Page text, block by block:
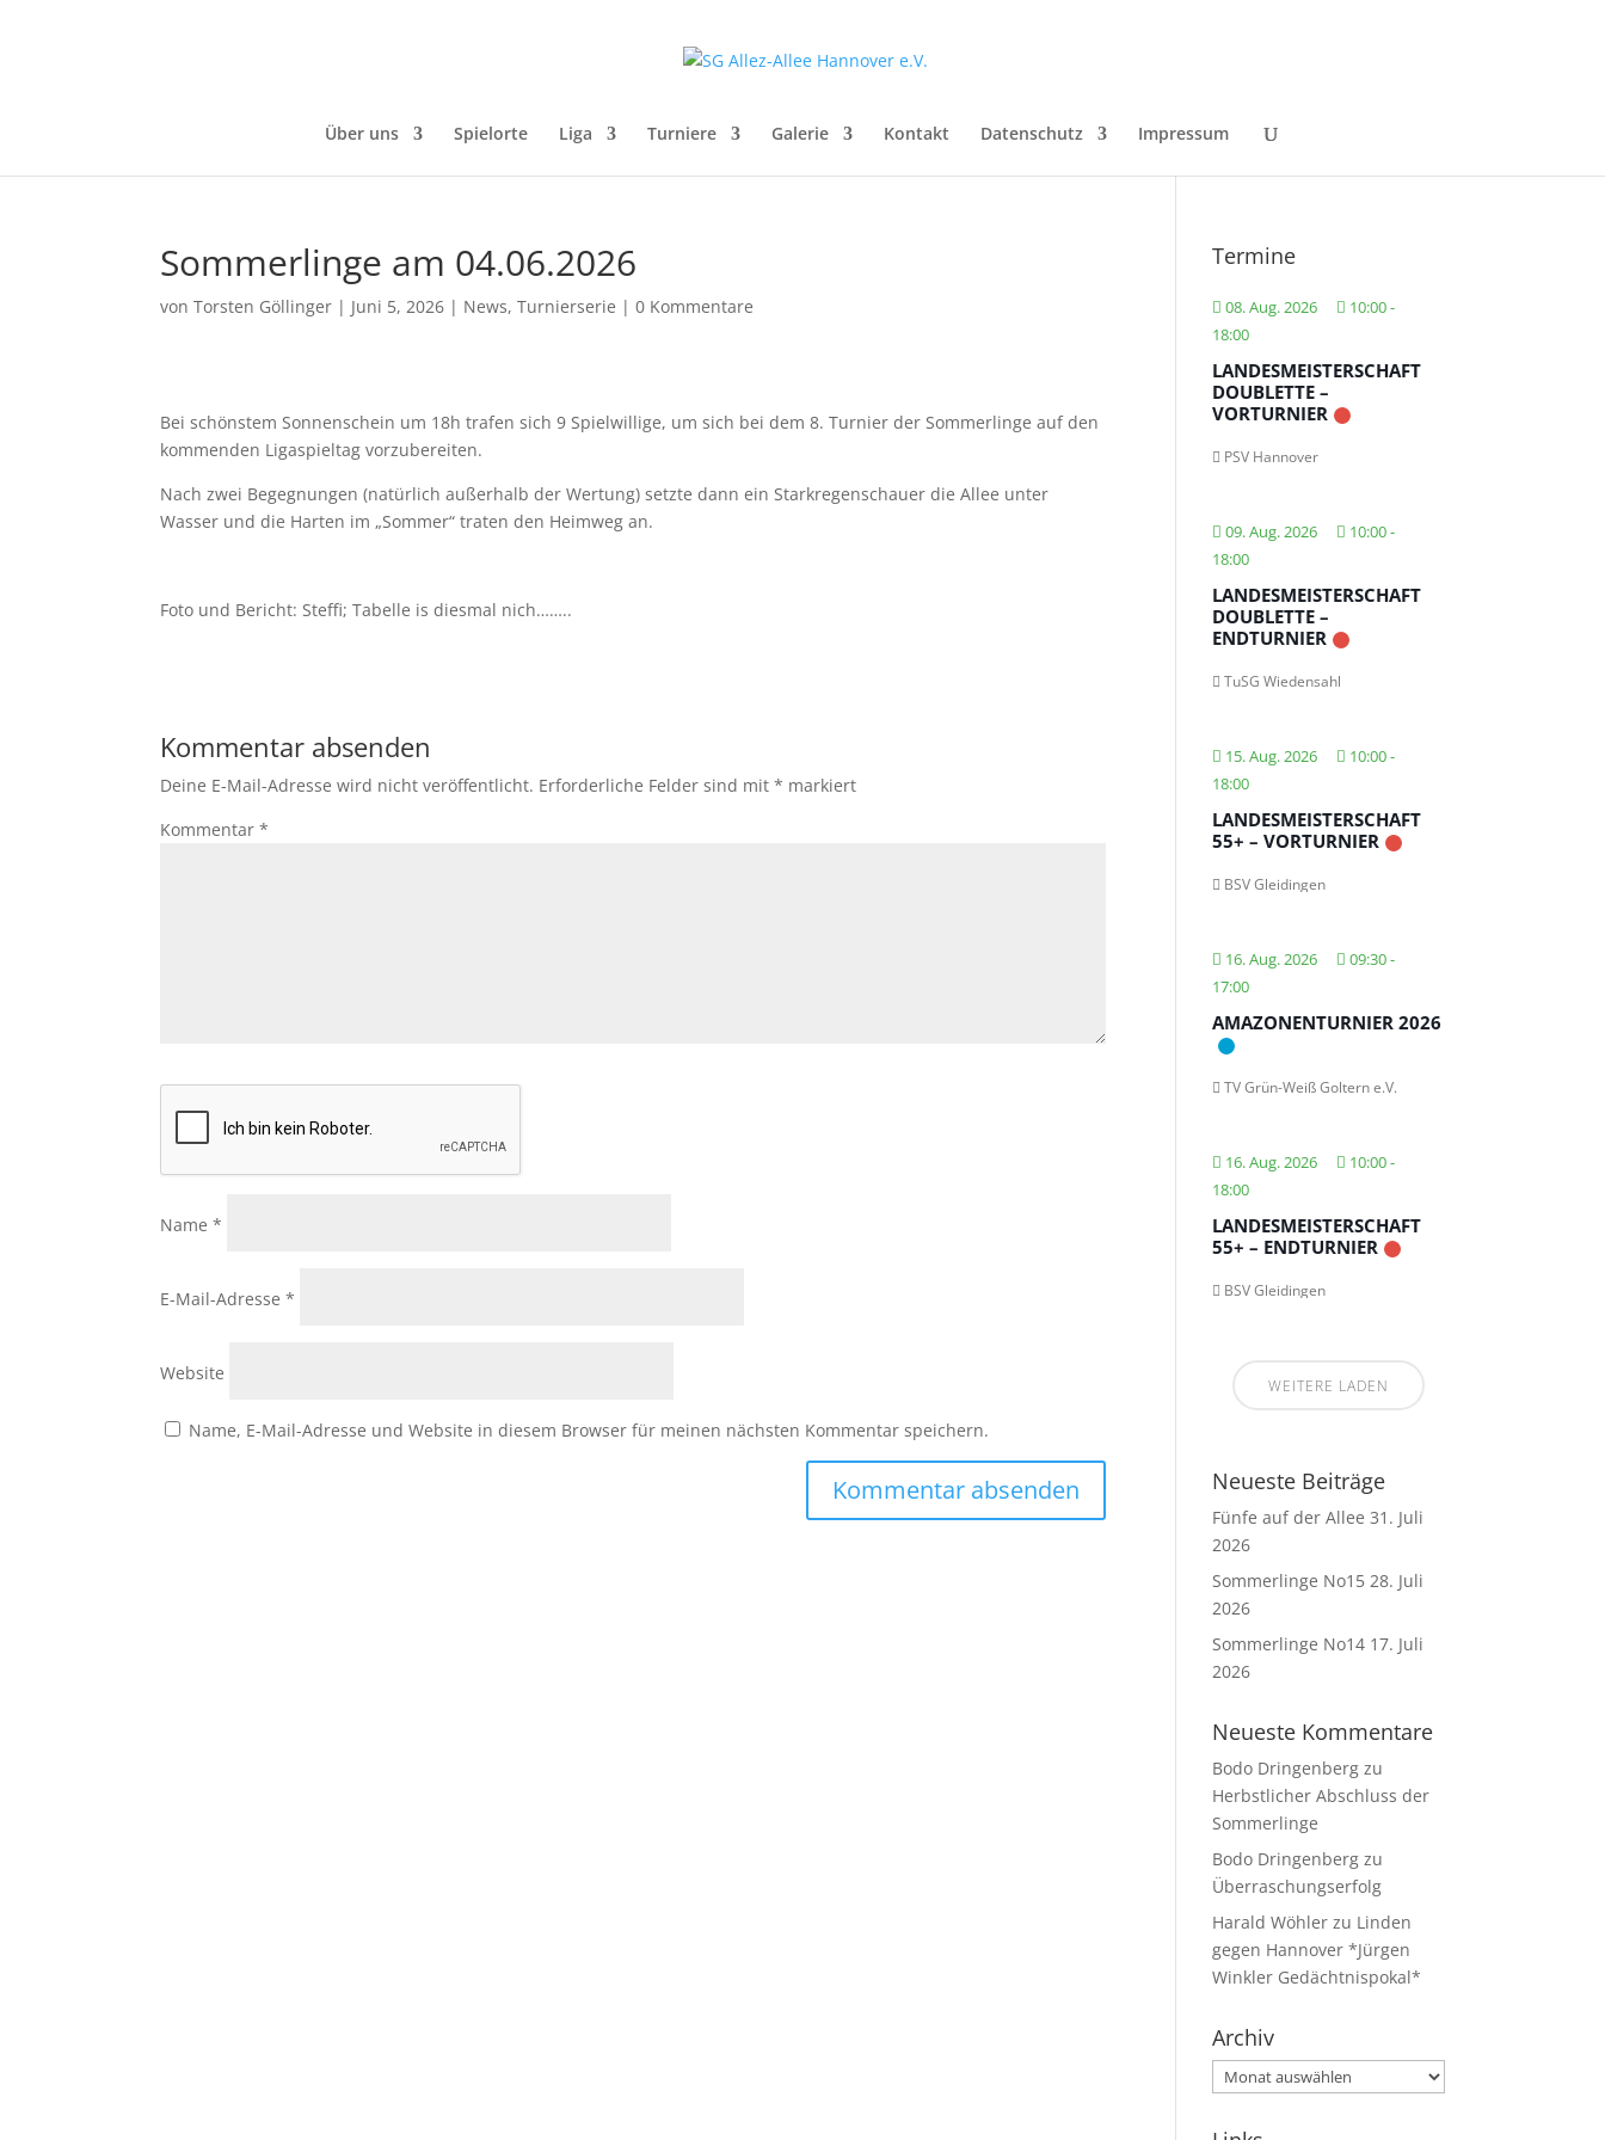
Über uns Spielorte Liga Turniere Galerie Kontakt Datenschutz Impressum
Sommerlinge am 04.06.2026
vonTorsten Göllinger | Juni 5, 2026 | News,Turnierserie |0 Kommentare
Bei schönstem Sonnenschein um 18h trafen sich 9 Spielwillige, um sich bei dem 8. Turnier der Sommerlinge auf den
kommenden Ligaspieltag vorzubereiten.
Nach zwei Begegnungen (natürlich außerhalb der Wertung) setzte dann ein Starkregenschauer die Allee unter
Wasser und die Harten im „Sommer“ traten den Heimweg an.
Foto und Bericht: Steffi; Tabelle is diesmal nich……..
Kommentar absenden
Deine E-Mail-Adresse wird nicht veröffentlicht. Erforderliche Felder sind mit* markiert
Kommentar*
Name*
E-Mail-Adresse*
Website
Name, E-Mail-Adresse und Website in diesem Browser für meinen nächsten Kommentar speichern.
Termine
08. Aug. 2026 10:00-
18:00
LANDESMEISTERSCHAFT
DOUBLETTE –
VORTURNIER
PSV Hannover
09. Aug. 2026 10:00-
18:00
LANDESMEISTERSCHAFT
DOUBLETTE –
ENDTURNIER
TuSG Wiedensahl
15. Aug. 2026 10:00-
18:00
LANDESMEISTERSCHAFT
55+ – VORTURNIER
BSV Gleidingen
16. Aug. 2026 09:30-
17:00
AMAZONENTURNIER 2026
TV Grün-Weiß Goltern e.V.
16. Aug. 2026 10:00-
18:00
LANDESMEISTERSCHAFT
55+ – ENDTURNIER
BSV Gleidingen
WEITERE LADEN
Neueste Beiträge
Fünfe auf der Allee 31. Juli
2026
Sommerlinge No15 28. Juli
2026
Sommerlinge No14 17. Juli
2026
Neueste Kommentare
Bodo Dringenberg zu
Herbstlicher Abschluss der
Sommerlinge
Bodo Dringenberg zu
Überraschungserfolg
Harald Wöhler zu Linden
gegen Hannover *Jürgen
Winkler Gedächtnispokal*
Archiv
Archiv